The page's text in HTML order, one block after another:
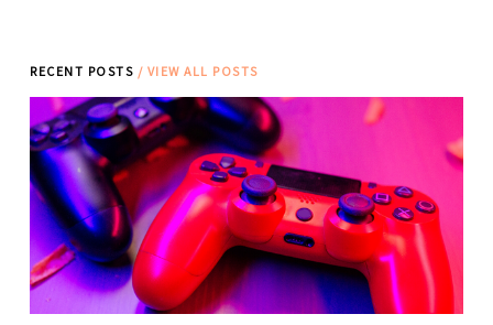
RECENT POSTS / VIEW ALL POSTS